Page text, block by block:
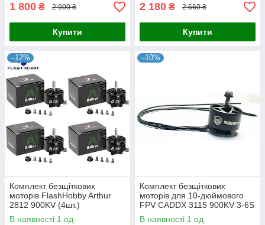
1 800 ₴ 2 900 ₴
Купити
2 180 ₴ 2 660 ₴
Купити
–12%
Комплект безщіткових
моторів FlashHobby Arthur
2812 900KV (4шт.)
В наявності 1 од.
–10%
Комплект безщіткових
моторів для 10-дюймового
FPV CADDX 3115 900KV 3-6S
В наявності 1 од.